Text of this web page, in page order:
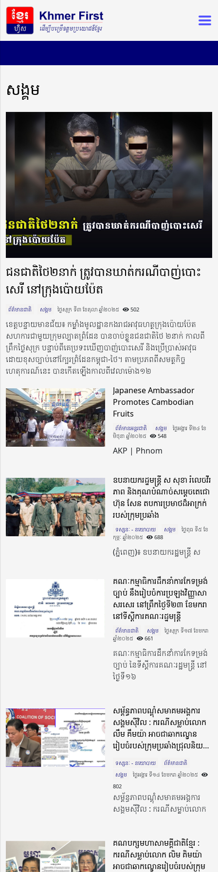
សង្គម
​ជនជាតិ​ថៃ​២​នាក់ ត្រូវបានឃាត់​ករណីបាញ់បោះ
សេរី​ នៅ​ក្រុង​ប៉ោយប៉ែត​
ព័ត៌មានជាតិ សង្គម ថ្ងៃសុក្រ ទី៣ ខែតុលា ឆ្នាំ២០២៥​ 502
ខេត្ដ​បន្ទាយមានជ័យ៖ កម្លាំងមូលដ្ឋានកងរាជអាវុធហត្ថក្រុងប៉ោយប៉ែត
សហការជាមួយក្រុមល្បាតព្រំដែន បាន​ចាប់ខ្លួន​ជនជាតិ​ថៃ ២​នាក់ កាលពី​
ព្រឹក​ថ្ងៃ​សុក្រ បន្ទាប់ពី​គេ​ប្រទះឃើញបាញ់បោះសេរី និងប្រើប្រាស់អាវុធ
ដោយខុសច្បាប់នៅ​ក្បែរ​ព្រំដែន​កម្ពុជា​-​ថៃ​។​ តាម​ប្រភពពី​សមត្ថកិច្ច
ហេតុការណ៍​នេះ បាន​កើតឡើង​កាលពី​វេលា​ម៉ោង​១២
Japanese Ambassador
Promotes Cambodian
Fruits
ព័ត៌មានអន្តរជាតិ សង្គម
ថ្ងៃអង្គារ ទី២៤ ខែ
មិថុនា ឆ្នាំ២០២៥​
548
AKP | Phnom
ឧបនាយករដ្ឋមន្ត្រី ស សុខា រំលេចវីរ
ភាព និងគុណបំណាច់សម្តេចតេជោ
ហ៊ុន សែន តបការប្រមាថដ៏អាក្រក់
របស់ក្រុមប្រឆាំង
ទស្សនៈ - នយោបាយ សង្គម
ថ្ងៃពុធ ទី៥ ខែ
កុម្ភៈ ឆ្នាំ២០២៥​
688
(ភ្នំពេញ)៖ ឧបនាយករដ្ឋមន្ត្រី ស
គណៈកម្មាធិការដឹកនាំការកែទម្រង់
ច្បាប់ នឹងរៀបចំការប្រឡងវិញ្ញាសា
សរសេរ នៅព្រឹកថ្ងៃទី២៣ ខែមករា
នៅទីស្តីការគណៈរដ្ឋមន្រ្តី
ព័ត៌មានជាតិ សង្គម
ថ្ងៃសុក្រ ទី១៧ ខែមករា
ឆ្នាំ២០២៥​
661
គណៈកម្មាធិការដឹកនាំការកែទម្រង់
ច្បាប់ នៃទីស្តីការគណៈរដ្ឋមន្រ្តី នៅ
ថ្ងៃទី១៦
សម្ព័ន្ធភាពបណ្ដុំសមាគមអង្គការ
សង្គមស៊ីវិល : ករណីសម្លាប់លោក
លឹម គឹមយ៉ា អាចជាឆាកល្ខោន
រៀបចំរបស់ក្រុមប្រឆាំងជ្រុលនិយម
ទស្សនៈ - នយោបាយ
ព័ត៌មានជាតិ
សង្គម
ថ្ងៃអង្គារ ទី១៤ ខែមករា ឆ្នាំ២០២៥​
802
សម្ព័ន្ធភាពបណ្ដុំសមាគមអង្គការ
សង្គមស៊ីវិល : ករណីសម្លាប់លោក
គណបក្សមហាសាមគ្គីជាតិខ្មែរ :
ករណីសម្លាប់លោក លិម គិមយ៉ា
អាចជាឆាកល្ខោនរៀបចំរបស់ក្រុម